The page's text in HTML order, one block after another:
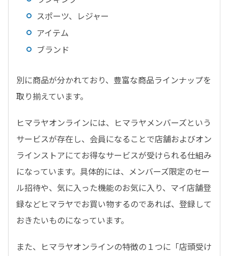
スポーツ、レジャー
アイテム
ブランド
別に商品が分かれており、豊富な商品ラインナップを
取り揃えています。
ヒマラヤオンラインには、ヒマラヤメンバーズという
サービスが存在し、会員になることで店舗およびオン
ラインストアにてお得なサービスが受けられる仕組み
になっています。具体的には、メンバーズ限定のセー
ル招待や、気に入った機能のお気に入り、マイ店舗登
録などヒマラヤでお買い物するのであれば、登録して
おきたいものになっています。
また、ヒマラヤオンラインの特徴の１つに「店頭受け